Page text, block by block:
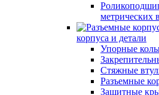
метрических
корпуса и детали
Упорные
Стяжные
Разъемные
Защитные